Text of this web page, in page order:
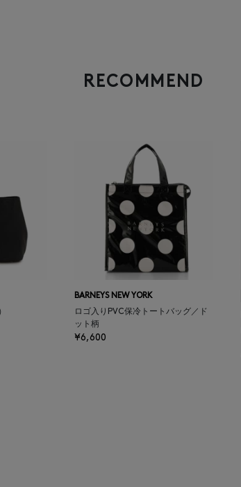
RECOMMEND
BARNEYS NEW YORK
ロゴ入りPVC保冷トートバッグ／ド
ット柄
¥6,600